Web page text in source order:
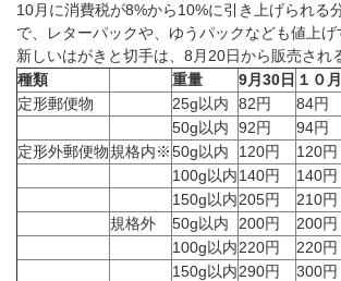
10月に消費税が8%から10%に引き上げられる
で、レターパックや、ゆうパックなども値上げ
新しいはがきと切手は、8月20日から販売され
種類
重量 9月30日 １０
定形郵便物
25g以内 82円
84円
50g以内
92円
94円
定形外郵便物規格内※50g以内 120円
120円
100g以内140円
140円
150g以内205円
210円
規格外
50g以内 200円
200円
100g以内220円
220円
150g以内290円
300円